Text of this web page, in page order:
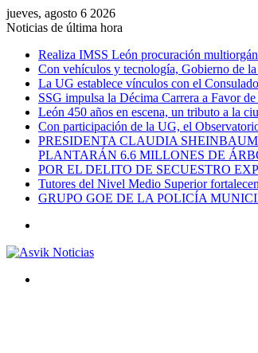
jueves, agosto 6 2026
Noticias de última hora
Realiza IMSS León procuración
Con vehículos y tecnología, Gobierno de
La UG establece vínculos con el
SSG impulsa la Décima Carrera a Favor
León 450 años en escena, un tributo a la
Con participación de la UG, el
PRESIDENTA CLAUDIA
PLANTARÁN 6.6 MILLONES DE
POR EL DELITO DE SECUESTRO
Tutores del Nivel Medio Superior
GRUPO GOE DE LA POLICÍA